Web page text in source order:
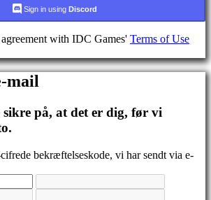
Sign in using Discord
with IDC Games' Terms of Use
mail
på, at det er dig, før vi
bekræftelseskode, vi har sendt via e-